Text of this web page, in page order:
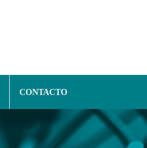
CONTACTO